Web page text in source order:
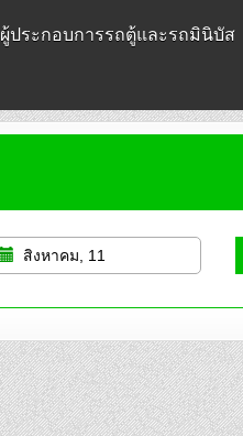
ผู้ประกอบการรถตู้และรถมินิบัส
สิงหาคม, 11